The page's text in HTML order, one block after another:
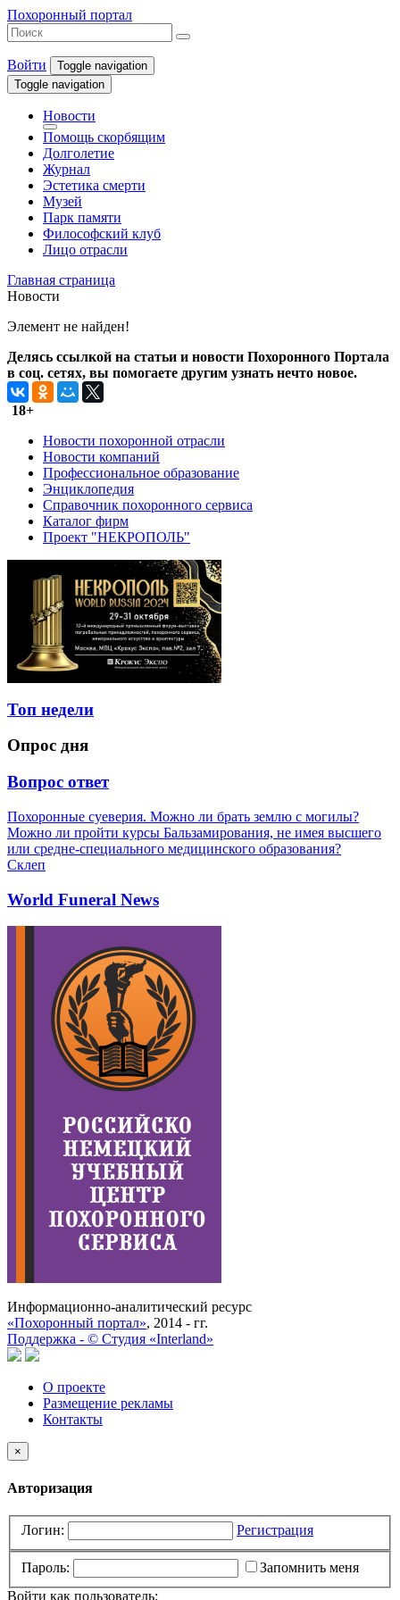
Похоронный портал
Войти
Toggle navigation
Toggle navigation
Новости
Помощь скорбящим
Долголетие
Журнал
Эстетика смерти
Музей
Парк памяти
Философский клуб
Лицо отрасли
Главная страница
Новости
Элемент не найден!
Делясь ссылкой на статьи и новости Похоронного Портала
в соц. сетях, вы помогаете другим узнать нечто новое.
18+
Новости похоронной отрасли
Новости компаний
Профессиональное образование
Энциклопедия
Справочник похоронного сервиса
Каталог фирм
Проект "НЕКРОПОЛЬ"
Топ недели
Опрос дня
Вопрос ответ
Похоронные суеверия. Можно ли брать землю с могилы?
Можно ли пройти курсы Бальзамирования, не имея высшего
или средне-специального медицинского образования?
Склеп
World Funeral News
Информационно-аналитический ресурс
«Похоронный портал», 2014 - гг.
Поддержка - © Cтудия «Interland»
О проекте
Размещение рекламы
Контакты
×
Авторизация
Логин: Регистрация
Пароль:
Запомнить меня
Войти как пользователь: